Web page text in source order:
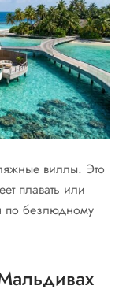
виллы. Это
плавать или
по безлюдному